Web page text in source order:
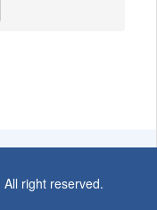
right reserved.